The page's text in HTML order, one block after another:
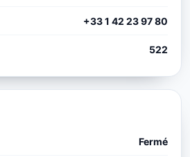
+33 1 42 23 97 80
522
Fermé